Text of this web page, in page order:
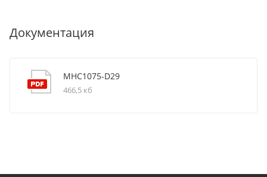
Документация
MHC1075-D29
466,5 кб